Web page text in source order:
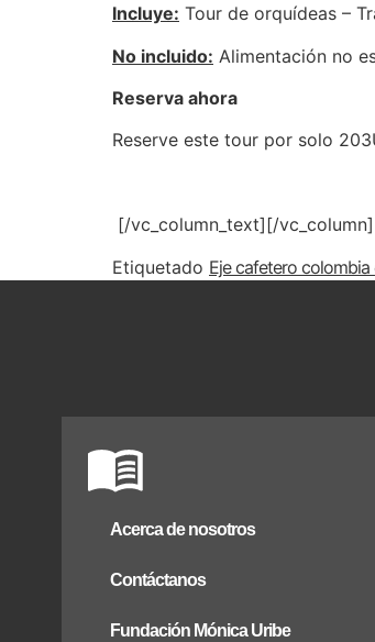
Incluye: Tour de orquídeas –
No incluido: Alimentación no
Reserva ahora
Reserve este tour por solo
[/vc_column_text][/
Etiquetado Eje cafetero colombia
Acerca de nosotros
Contáctanos
Fundación Mónica Uribe